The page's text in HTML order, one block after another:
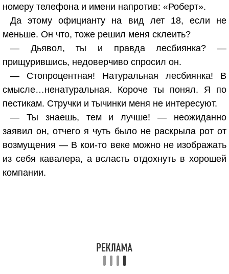
номеру телефона и имени напротив: «Роберт».
Да этому официанту на вид лет 18, если не
меньше. Он что, тоже решил меня склеить?
— Дьявол, ты и правда лесбиянка? —
прищурившись, недоверчиво спросил он.
— Стопроцентная! Натуральная лесбиянка! В
смысле…ненатуральная. Короче ты понял. Я по
пестикам. Стручки и тычинки меня не интересуют.
— Ты знаешь, тем и лучше! — неожиданно
заявил он, отчего я чуть было не раскрыла рот от
возмущения — В кои-то веке можно не изображать
из себя кавалера, а всласть отдохнуть в хорошей
компании.